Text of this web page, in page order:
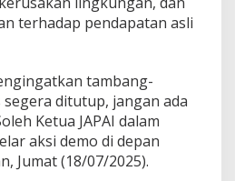
terhadap pendapatan asli
tambang-
ditutup, jangan ada
Ketua JAPAI dalam
aksi demo di depan
Jumat (18/07/2025).